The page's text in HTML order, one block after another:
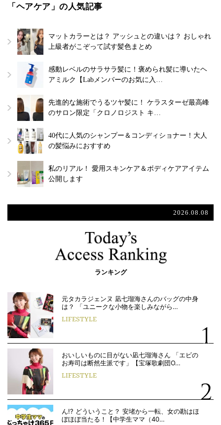
「ヘアケア」の人気記事
マットカラーとは？ アッシュとの違いは？ おしゃれ
上級者がこぞって試す髪色まとめ
感動レベルのサラサラ髪に！褒められ髪に導いたヘ
アミルク【Labメンバーのお気に入…
先進的な施術でうるツヤ髪に！ ケラスターゼ最高峰
のサロン限定「クロノロジスト キ…
40代に人気のシャンプー＆コンディショナー！大人
の髪悩みにおすすめ
私のリアル！ 愛用スキンケア＆ボディケアアイテム
公開します
2026.08.08
ランキング
元タカラジェンヌ 凪七瑠海さんのバッグの中身
は？ 「ユニークな小物を楽しみながら…
LIFESTYLE
おいしいものに目がない凪七瑠海さん 「エビの
お寿司は断然生派です」【宝塚歌劇団O…
LIFESTYLE
ん!? どういうこと？ 安堵から一転、女の勘はほ
ぼほぼ当たる！【中学生ママ（40…